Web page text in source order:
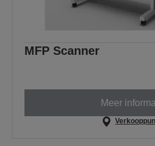
MFP Scanner
Meer